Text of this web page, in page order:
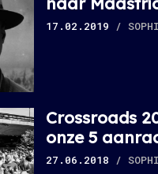
17.02.2019 /
Crossroads
onze 5
27.06.2018 /